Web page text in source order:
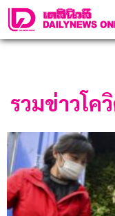
รวมข่าวโค